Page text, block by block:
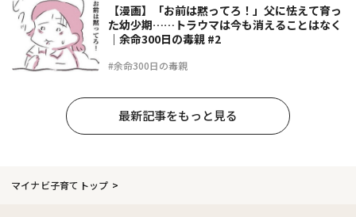
#余命300日の毒親
【漫画】「お前は黙ってろ！」父に怯えて育っ
た幼少期……トラウマは今も消えることはなく
｜余命300日の毒親 #2
最新記事をもっと見る
マイナビ子育てトップ